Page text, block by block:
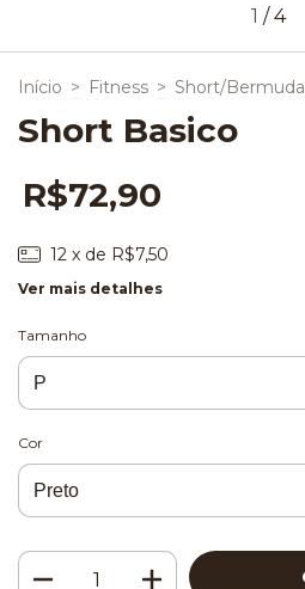
1 /4
Início > Fitness > Short/Bermuda
Short Basico
R$72,90
12 x de R$7,50
Ver mais detalhes
Tamanho
Cor